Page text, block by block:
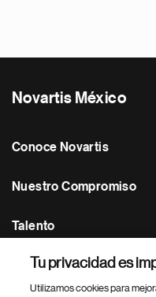
Novartis México
Conoce Novartis
Nuestro Compromiso
Talento
Footer Site Search
Tu privacidad es
Utilizamos cookies para